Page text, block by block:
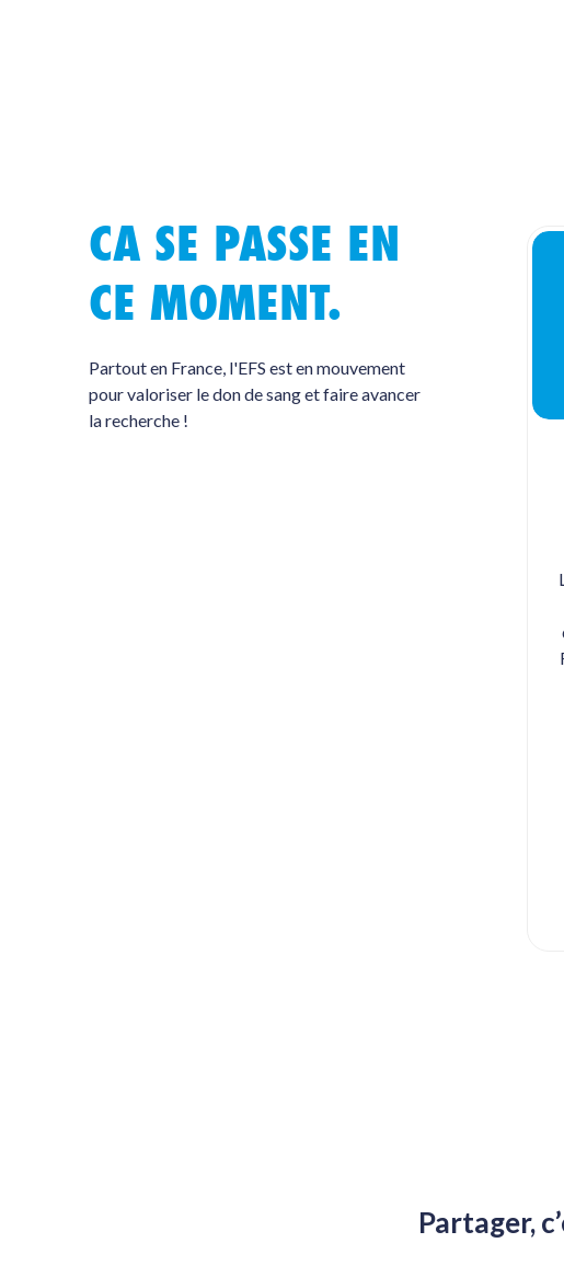
CA SE PASSE EN
CE MOMENT.
Partout en France, l'EFS est en mouvement
pour valoriser le don de sang et faire avancer
la recherche !
Partager,